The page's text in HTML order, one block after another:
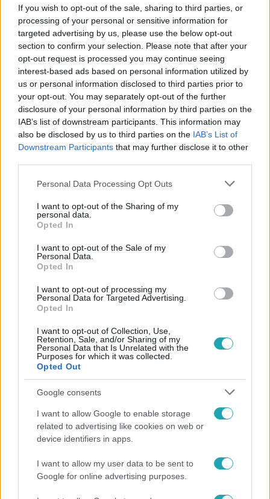
If you wish to opt-out of the sale, sharing to third parties, or
processing of your personal or sensitive information for
targeted advertising by us, please use the below opt-out
section to confirm your selection. Please note that after your
opt-out request is processed you may continue seeing
interest-based ads based on personal information utilized by
us or personal information disclosed to third parties prior to
your opt-out. You may separately opt-out of the further
disclosure of your personal information by third parties on the
IAB’s list of downstream participants. This information may
also be disclosed by us to third parties on the IAB’s List of
Downstream Participants that may further disclose it to other
Please note that this website/app uses one or more Google
not limited to your visit or usage behaviour. You may click to
grant or deny consent to Google and its third-party tags to
use your data for below specified purposes in below Google
consent section.
Personal Data Processing Opt Outs
I want to opt-out of the Sharing of my
personal data.
Opted In
I want to opt-out of the Sale of my
Personal Data.
Opted In
I want to opt-out of processing my
Personal Data for Targeted Advertising.
Opted In
I want to opt-out of Collection, Use,
Retention, Sale, and/or Sharing of my
Personal Data that Is Unrelated with the
Purposes for which it was collected.
Opted Out
Google consents
I want to allow Google to enable storage
related to advertising like cookies on web or
device identifiers in apps.
I want to allow my user data to be sent to
Google for online advertising purposes.
Itt állítsd be, hogy az RTL.hu az elsők között
legyen a Google-találatokban!
Kövess minket, és értesülj a friss
hírekről a Facebookon is!
HÍRADÓ #ADÁSRÉSZLETEK #VIDEÓ
KULTÚRA
SZÍNHÁZ #ALFÖLDI RÓBERT